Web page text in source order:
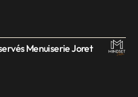
Menuiserie Joret